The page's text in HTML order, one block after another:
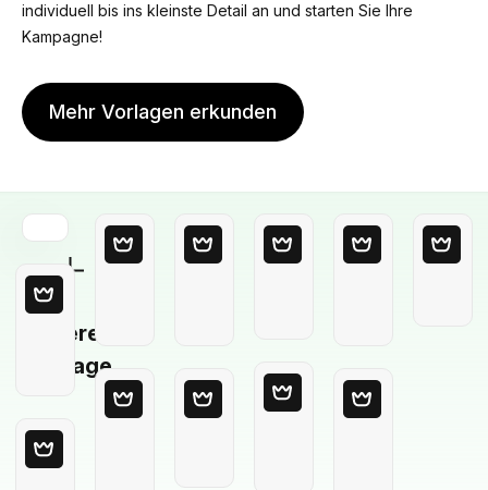
individuell bis ins kleinste Detail an und starten Sie Ihre
Kampagne!
Mehr Vorlagen erkunden
Leere
Vorlage